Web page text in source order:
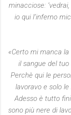
minacciose:
io qui l’inferno
«Certo mi manca
il sangue del tuo
Perchè qui le
lavoravo e solo
Adesso è tutto
sono più nere di